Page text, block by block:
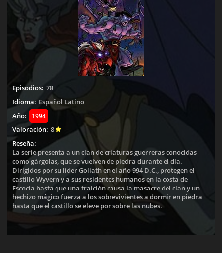
Episodios: 78
Idioma: Español Latino
Año:
1994
Valoración: 8
Reseña:
La serie presenta a un clan de criaturas guerreras conocidas
como gárgolas, que se vuelven de piedra durante el día.
Dirigidos por su líder Goliath en el año 994 D.C., protegen el
castillo Wyvern y a sus residentes humanos en la costa de
Escocia hasta que una traición causa la masacre del clan y un
hechizo mágico fuerza a los sobrevivientes a dormir en piedra
hasta que el castillo se eleve por sobre las nubes.